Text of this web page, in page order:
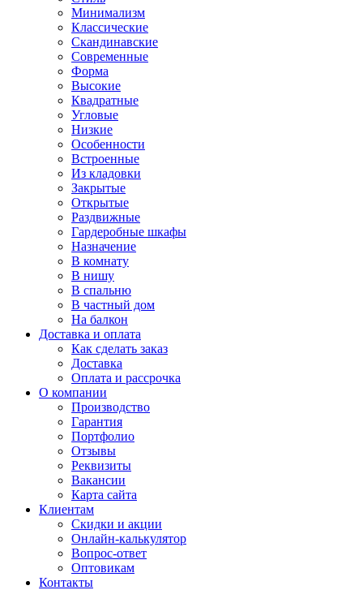
Минимализм
Классические
Скандинавские
Современные
Форма
Высокие
Квадратные
Угловые
Низкие
Особенности
Встроенные
Из кладовки
Закрытые
Открытые
Раздвижные
Гардеробные шкафы
Назначение
В комнату
В нишу
В спальню
В частный дом
На балкон
Доставка и оплата
Как сделать заказ
Доставка
Оплата и рассрочка
О компании
Производство
Гарантия
Портфолио
Отзывы
Реквизиты
Вакансии
Карта сайта
Клиентам
Скидки и акции
Онлайн-калькулятор
Вопрос-ответ
Оптовикам
Контакты